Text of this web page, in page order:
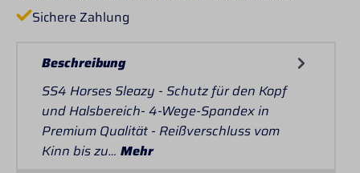
Sichere Zahlung
Beschreibung
SS4 Horses Sleazy - Schutz für den Kopf
und Halsbereich- 4-Wege-Spandex in
Premium Qualität - Reißverschluss vom
Kinn bis zu… Mehr